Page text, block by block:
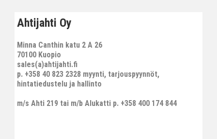
Ahtijahti Oy
Minna Canthin katu 2 A 26
70100 Kuopio
sales(a)ahtijahti.fi
p. +358 40 823 2328 myynti, tarjouspyynnöt,
hintatiedustelu ja hallinto
m/s Ahti 219 tai m/b Alukatti p. +358 400 174 844